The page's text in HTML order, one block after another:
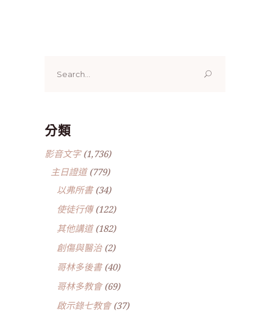
for:
分類
影音文字(1,736)
主日證道(779)
以弗所書(34)
使徒行傳(122)
其他講道(182)
創傷與醫治(2)
哥林多後書(40)
哥林多教會(69)
啟示錄七教會(37)